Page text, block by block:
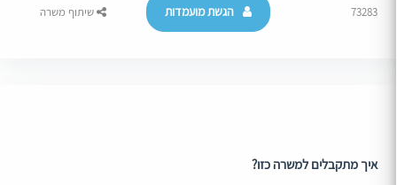
73283 הגשת מועמדות שיתוף משרה
איך מתקבלים למשרה כזו?